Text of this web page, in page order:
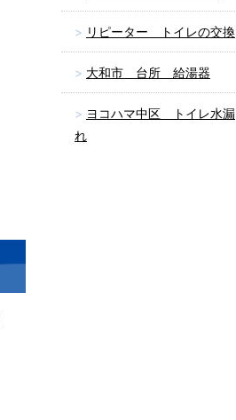
リピーター トイレの交換
大和市 台所 給湯器
ヨコハマ中区 トイレ水漏
れ